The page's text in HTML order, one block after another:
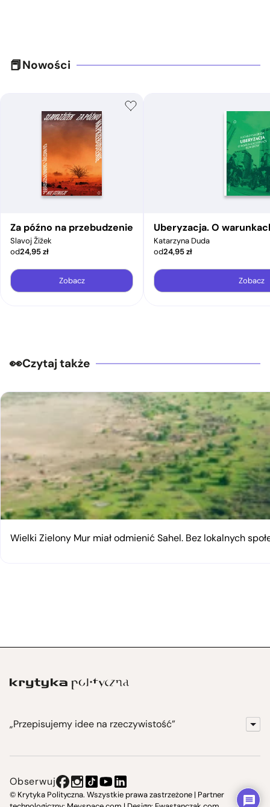
Nowości
Za późno na przebudzenie
Slavoj Žižek
od24,95zł
Zobacz
Uberyzacja. O
Katarzyna Duda
od24,95zł
Zobacz
Czytaj także
Wielki Zielony Mur miał odmienić Sahel. Bez lokalnych
„Przepisujemy idee na rzeczywistość”
Instytut Krytyki Politycznej
Obserwuj
© Krytyka Polityczna. Wszystkie prawa zastrzeżone | Partner